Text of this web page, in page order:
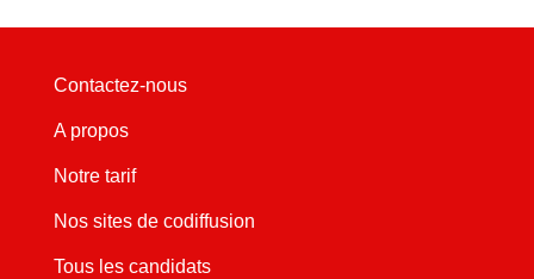
Contactez-nous
A propos
Notre tarif
Nos sites de codiffusion
Tous les candidats